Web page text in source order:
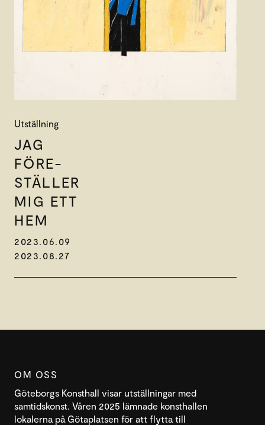
Utställning
JAG
FÖRE-
STÄLLER
MIG ETT
HEM
2023.06.09
2023.08.27
OM OSS
Göteborgs Konsthall visar utställningar med
samtidskonst. Våren 2025 lämnade konsthallen
lokalerna på Götaplatsen för att flytta till